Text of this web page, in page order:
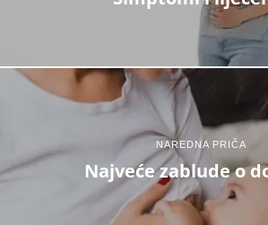
NAREDNA PRIČA
Najveće zablude o